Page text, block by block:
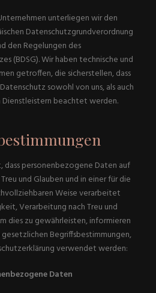
unterliegen wir den
Datenschutzgrundverordnung
den Regelungen des
(BDSG). Wir haben technische und
getroffen, die sicherstellen, dass
sowohl von uns, als auch
beachtet werden.
personenbezogene Daten auf
und Glauben und in einer für die
Weise verarbeitet
Verarbeitung nach Treu und
dies zu gewährleisten, informieren
Begriffsbestimmungen,
verwendet werden:
Daten